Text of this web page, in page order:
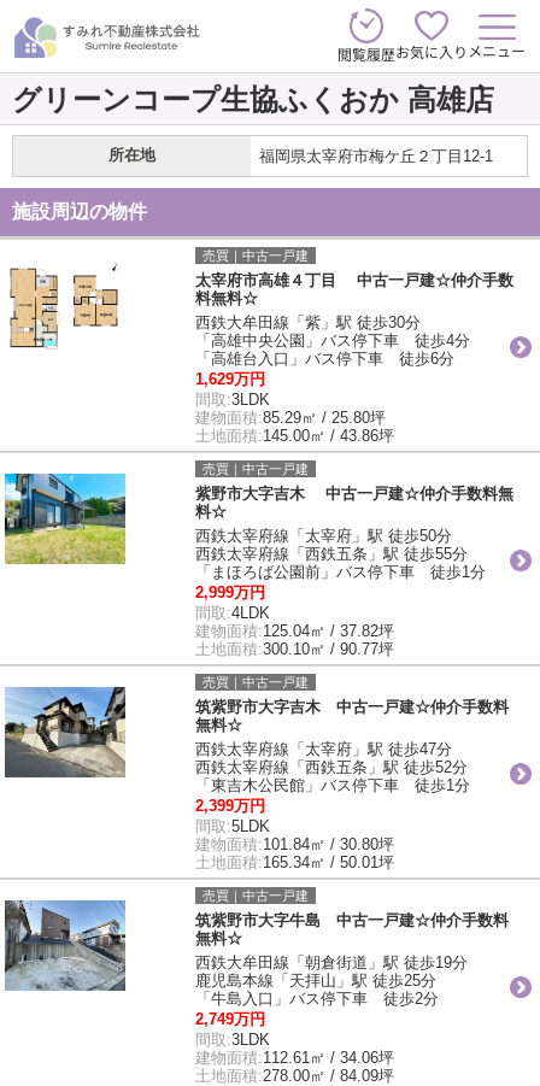
閲覧履歴お気に入り メニュー
グリーンコープ生協ふくおか 高雄店
所在地 福岡県太宰府市梅ケ丘２丁目12-1
施設周辺の物件
売買｜中古一戸建
太宰府市高雄４丁目 中古一戸建☆仲介手数
料無料☆
西鉄大牟田線「紫」駅 徒歩30分
「高雄中央公園」バス停下車 徒歩4分
「高雄台入口」バス停下車 徒歩6分
1,629万円
間取:3LDK
建物面積:85.29㎡ / 25.80坪
土地面積:145.00㎡ / 43.86坪
売買｜中古一戸建
紫野市大字吉木 中古一戸建☆仲介手数料無
料☆
西鉄太宰府線「太宰府」駅 徒歩50分
西鉄太宰府線「西鉄五条」駅 徒歩55分
「まほろば公園前」バス停下車 徒歩1分
2,999万円
間取:4LDK
建物面積:125.04㎡ / 37.82坪
土地面積:300.10㎡ / 90.77坪
売買｜中古一戸建
筑紫野市大字吉木 中古一戸建☆仲介手数料
無料☆
西鉄太宰府線「太宰府」駅 徒歩47分
西鉄太宰府線「西鉄五条」駅 徒歩52分
「東吉木公民館」バス停下車 徒歩1分
2,399万円
間取:5LDK
建物面積:101.84㎡ / 30.80坪
土地面積:165.34㎡ / 50.01坪
売買｜中古一戸建
筑紫野市大字牛島 中古一戸建☆仲介手数料
無料☆
西鉄大牟田線「朝倉街道」駅 徒歩19分
鹿児島本線「天拝山」駅 徒歩25分
「牛島入口」バス停下車 徒歩2分
2,749万円
間取:3LDK
建物面積:112.61㎡ / 34.06坪
土地面積:278.00㎡ / 84.09坪